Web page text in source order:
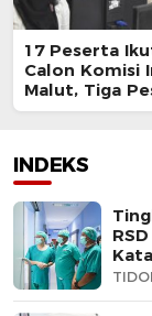
17 Peserta
Calon Komisi
Malut, Tiga
INDEKS